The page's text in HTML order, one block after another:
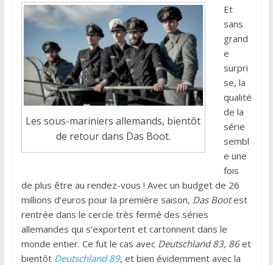
Les sous-mariniers allemands, bientôt
de retour dans Das Boot.
Et
sans
grand
e
surpri
se, la
qualité
de la
série
sembl
e une
fois
de plus être au rendez-vous ! Avec un budget de 26
millions d’euros pour la première saison, Das Bootest
rentrée dans le cercle très fermé des séries
allemandes qui s’exportent et cartonnent dans le
monde entier. Ce fut le cas avec Deutschland 83, 86et
bientôt Deutschland 89, et bien évidemment avec la